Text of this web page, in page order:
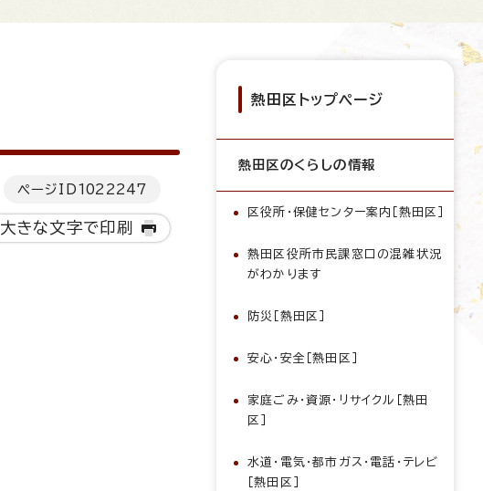
ページID 1022247
大きな文字で印刷
熱田区トップページ
熱田区のくらしの情報
区役所・保健センター案内［熱田区］
熱田区役所市民課窓口の混雑状況
がわかります
防災［熱田区］
安心・安全［熱田区］
家庭ごみ・資源・リサイクル［熱田
区］
水道・電気・都市ガス・電話・テレビ
［熱田区］